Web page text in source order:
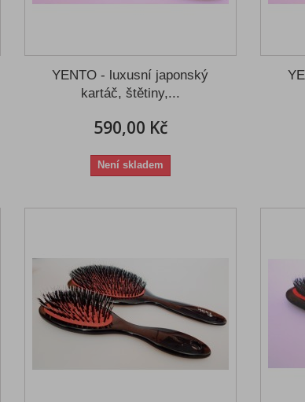
YENTO - luxusní japonský
kartáč, štětiny,...
590,00 Kč
Není skladem